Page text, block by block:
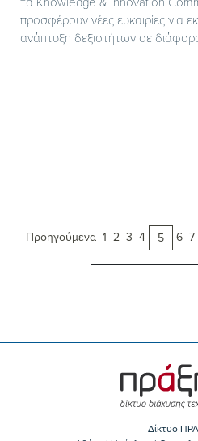
προσφέρουν νέες ευκαιρίες για
ανάπτυξη δεξιοτήτων σε
Προηγούμενα 1 2 3 4 5 6 7
Δίκτυο